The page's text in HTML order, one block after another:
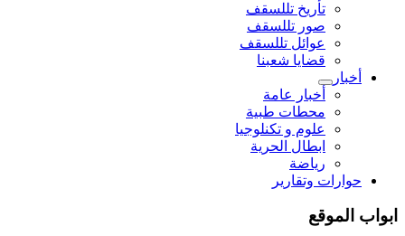
تأريخ تللسقف
صور تللسقف
عوائل تللسقف
قضايا شعبنا
أخبار
أخبار عامة
محطات طبية
علوم و تکنلوجیا
ابطال الحرية
رياضة
حوارات وتقارير
ابواب الموقع